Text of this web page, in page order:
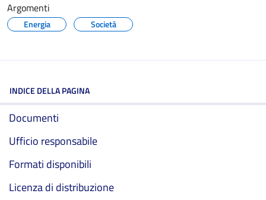
Argomenti
Energia Società
INDICE DELLA PAGINA
Documenti
Ufficio responsabile
Formati disponibili
Licenza di distribuzione